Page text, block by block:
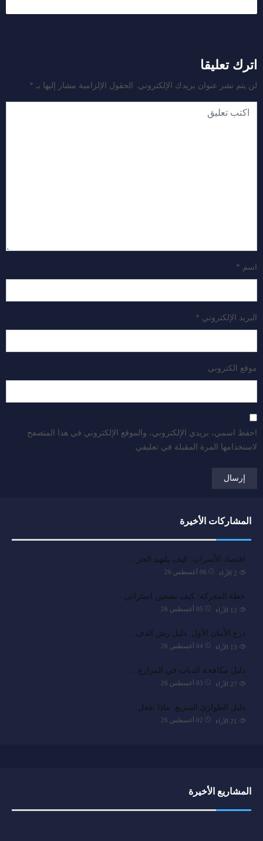
اترك تعليقا
لن يتم نشر عنوان بريدك الإلكتروني. الحقول الإلزامية مشار إليها بـ *
اسم *
البريد الإلكتروني *
موقع الكتروني
احفظ اسمي، بريدي الإلكتروني، والموقع الإلكتروني في هذا المتصفح
لاستخدامها المرة المقبلة في تعليقي.
المشاركات الأخيرة
اقتصاد الأسراب: كيف يلتهم الجر…
06 أغسطس 26 الآراء
خطة المعركة: كيف تضعين استراتي…
05 أغسطس 26 الآراء
درع الأمان الأول: دليل رش الدف…
04 أغسطس 26 الآراء
دليل مكافحة الذباب في المزارع…
03 أغسطس 26 الآراء
دليل الطوارئ السريع: ماذا تفعل…
02 أغسطس 26 الآراء
المشاريع الأخيرة